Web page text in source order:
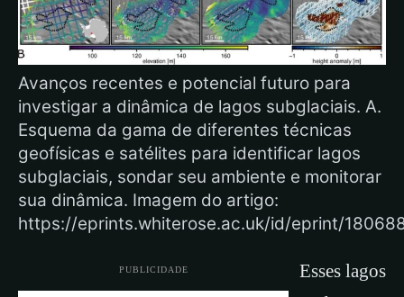
Avanços recentes e potencial futuro para
investigar a dinâmica de lagos subglaciais. A.
Esquema da gama de diferentes técnicas
geofísicas e satélites para identificar lagos
subglaciais, sondar seu ambiente e monitorar
sua dinâmica. Imagem do artigo:
https://eprints.whiterose.ac.uk/id/eprint/
PUBLICIDADE
Esses lagos